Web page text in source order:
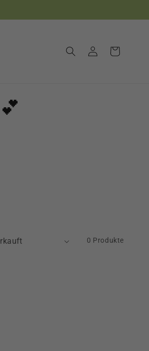
EinloggenWarenkorb
0 Produkte